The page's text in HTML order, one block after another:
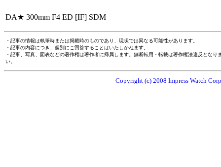
DA★ 300mm F4 ED [IF] SDM
・記事の情報は執筆時または掲載時のものであり、現状では異なる可能性があります。
・記事の内容につき、個別にご回答することはいたしかねます。
・記事、写真、図表などの著作権は著作者に帰属します。無断転用・転載は著作権法違反とな
い。
Copyright (c) 2008 Impress Watch